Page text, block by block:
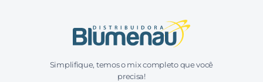
Simplifique, temos o mix completo que você
precisa!